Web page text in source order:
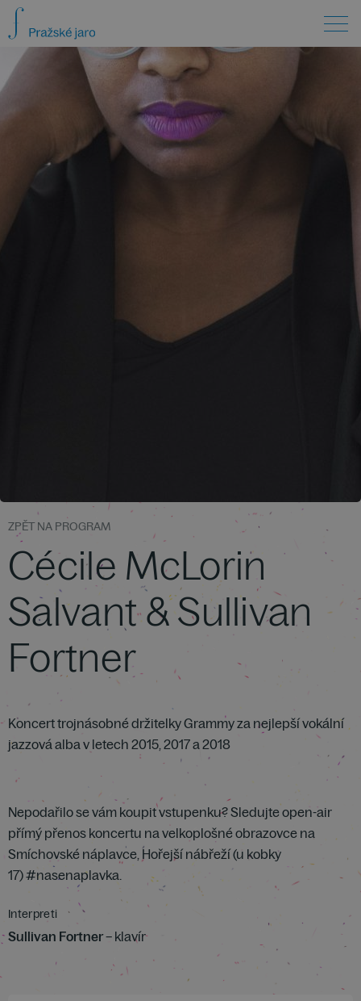
ZPĚT NA PROGRAM
Cécile McLorin
Salvant & Sullivan
Fortner
Koncert trojnásobné držitelky Grammy za nejlepší vokální
jazzová alba v letech 2015, 2017 a 2018
Nepodařilo se vám koupit vstupenku? Sledujte open-air
přímý přenos koncertu na velkoplošné obrazovce na
Smíchovské náplavce, Hořejší nábřeží (u kobky
17) #nasenaplavka.
Interpreti
Sullivan Fortner– klavír